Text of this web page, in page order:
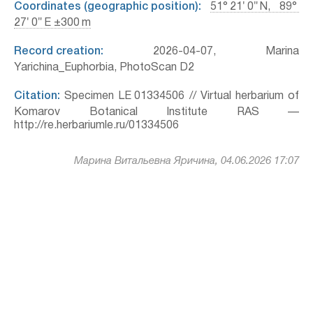
Coordinates (geographic position):
51° 21′ 0″ N, 89°
27′ 0″ E ±300 m
Record creation: 2026-04-07, Marina
Yarichina_Euphorbia, PhotoScan D2
Citation: Specimen LE 01334506 // Virtual herbarium of
Komarov Botanical Institute RAS —
http://re.herbariumle.ru/01334506
Марина Витальевна Яричина, 04.06.2026 17:07